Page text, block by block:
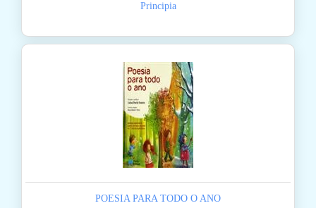
Principia
POESIA PARA TODO O ANO